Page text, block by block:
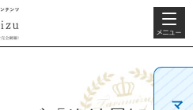
検索・共
通メニュ
ー